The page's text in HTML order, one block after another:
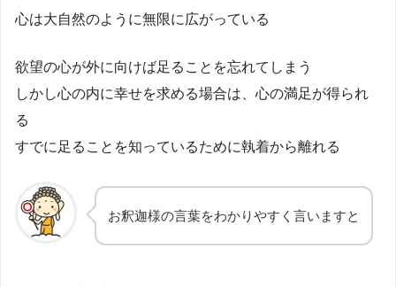
心は大自然のように無限に広がっている
欲望の心が外に向けば足ることを忘れてしまう
しかし心の内に幸せを求める場合は、心の満足が得られ
る
すでに足ることを知っているために執着から離れる
お釈迦様の言葉をわかりやすく言いますと